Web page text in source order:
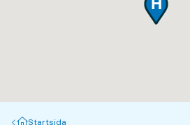
Startsida